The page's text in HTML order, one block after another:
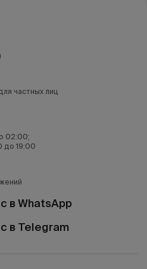
частных лиц
02:00;
до 19:00
в WhatsApp
в Telegram